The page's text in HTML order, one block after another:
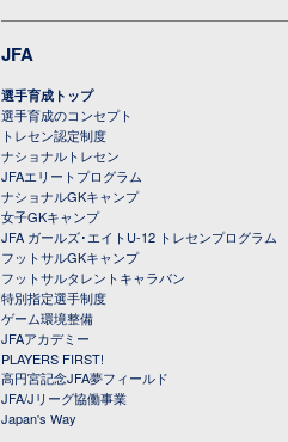
JFA
選手育成トップ
選手育成のコンセプト
トレセン認定制度
ナショナルトレセン
JFAエリートプログラム
ナショナルGKキャンプ
女子GKキャンプ
JFA ガールズ･エイトU-12 トレセンプログラム
フットサルGKキャンプ
フットサルタレントキャラバン
特別指定選手制度
ゲーム環境整備
JFAアカデミー
PLAYERS FIRST!
高円宮記念JFA夢フィールド
JFA/Jリーグ協働事業
Japan's Way